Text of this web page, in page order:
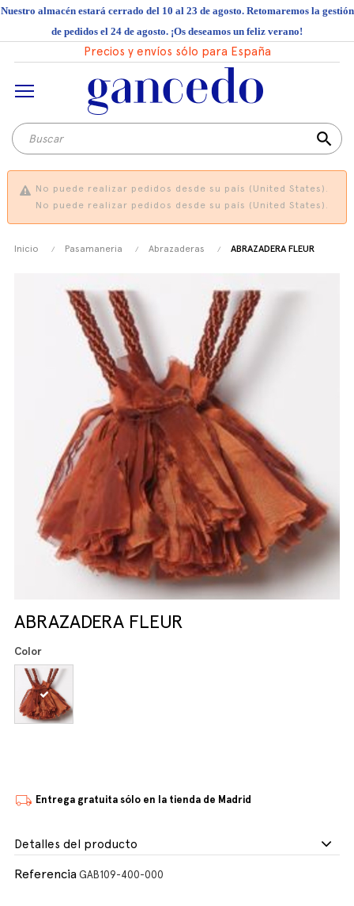
Nuestro almacén estará cerrado del 10 al 23 de agosto. Retomaremos la gestión
de pedidos el 24 de agosto. ¡Os deseamos un feliz verano!
Precios y envíos sólo para España
search
No puede realizar pedidos desde su país (United States).
No puede realizar pedidos desde su país (United States).
Inicio Pasamaneria Abrazaderas ABRAZADERA FLEUR
ABRAZADERA FLEUR
Color
Entrega gratuita sólo en la tienda de Madrid
Detalles del producto
Referencia GAB109-400-000